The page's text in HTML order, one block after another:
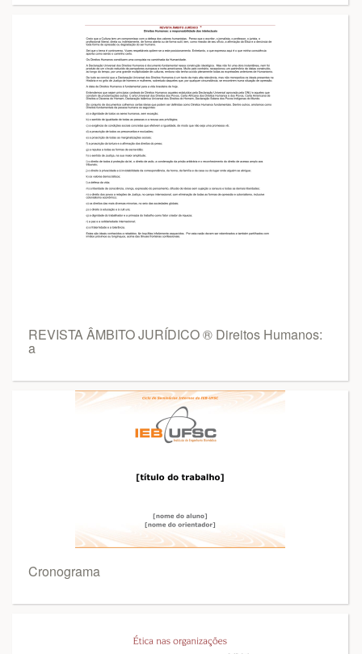
REVISTA ÂMBITO JURÍDICO ® Direitos Humanos:
a
Cronograma